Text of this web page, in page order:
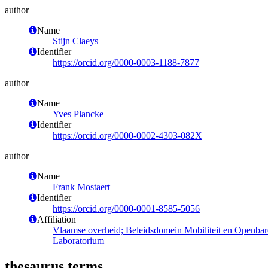
author
Name
Stijn Claeys
Identifier
https://orcid.org/0000-0003-1188-7877
author
Name
Yves Plancke
Identifier
https://orcid.org/0000-0002-4303-082X
author
Name
Frank Mostaert
Identifier
https://orcid.org/0000-0001-8585-5056
Affiliation
Vlaamse overheid; Beleidsdomein Mobiliteit en
Laboratorium